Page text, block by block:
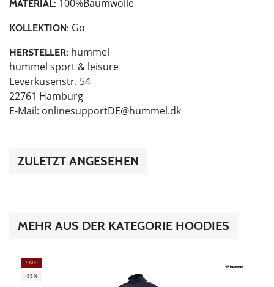
MATERIAL: 100%Baumwolle
KOLLEKTION: Go
HERSTELLER: hummel
hummel sport & leisure
Leverkusenstr. 54
22761 Hamburg
E-Mail: onlinesupportDE@hummel.dk
ZULETZT ANGESEHEN
MEHR AUS DER KATEGORIE HOODIES
SALE
-55%